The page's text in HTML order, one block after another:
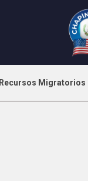
Recursos Migratorios